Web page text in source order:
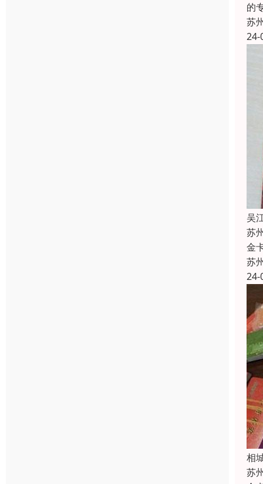
的
苏
24-
吴
苏
金
苏
24-
相
苏